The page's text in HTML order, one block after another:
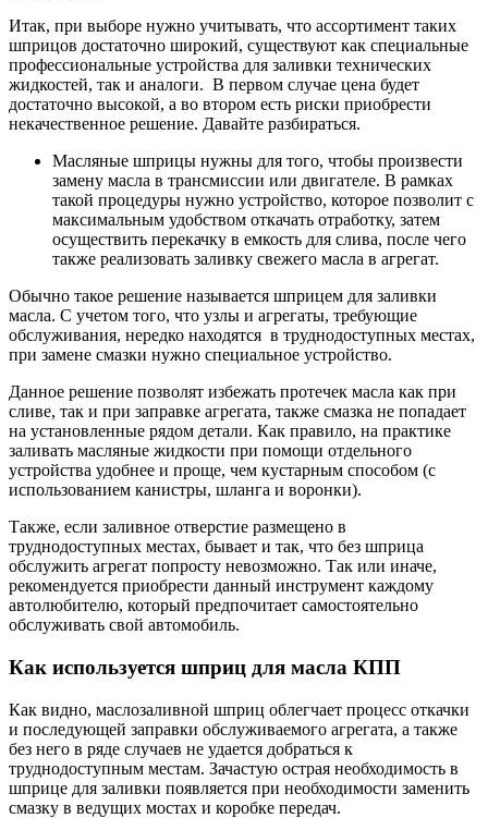
Итак, при выборе нужно учитывать, что ассортимент таких
шприцов достаточно широкий, существуют как специальные
профессиональные устройства для заливки технических
жидкостей, так и аналоги. В первом случае цена будет
достаточно высокой, а во втором есть риски приобрести
некачественное решение. Давайте разбираться.
Масляные шприцы нужны для того, чтобы произвести
замену масла в трансмиссии или двигателе. В рамках
такой процедуры нужно устройство, которое позволит с
максимальным удобством откачать отработку, затем
осуществить перекачку в емкость для слива, после чего
также реализовать заливку свежего масла в агрегат.
Обычно такое решение называется шприцем для заливки
масла. С учетом того, что узлы и агрегаты, требующие
обслуживания, нередко находятся в труднодоступных местах,
при замене смазки нужно специальное устройство.
Данное решение позволят избежать протечек масла как при
сливе, так и при заправке агрегата, также смазка не попадает
на установленные рядом детали. Как правило, на практике
заливать масляные жидкости при помощи отдельного
устройства удобнее и проще, чем кустарным способом (с
использованием канистры, шланга и воронки).
Также, если заливное отверстие размещено в
труднодоступных местах, бывает и так, что без шприца
обслужить агрегат попросту невозможно. Так или иначе,
рекомендуется приобрести данный инструмент каждому
автолюбителю, который предпочитает самостоятельно
обслуживать свой автомобиль.
Как используется шприц для масла КПП
Как видно, маслозаливной шприц облегчает процесс откачки
и последующей заправки обслуживаемого агрегата, а также
без него в ряде случаев не удается добраться к
труднодоступным местам. Зачастую острая необходимость в
шприце для заливки появляется при необходимости заменить
смазку в ведущих мостах и коробке передач.